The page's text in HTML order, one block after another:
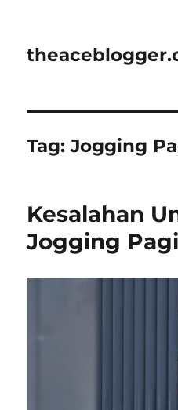
Tag:Jogging
Kesalahan
Jogging